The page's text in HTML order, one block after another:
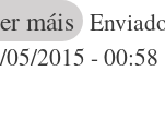
máis acerca de
2015 - 00:58